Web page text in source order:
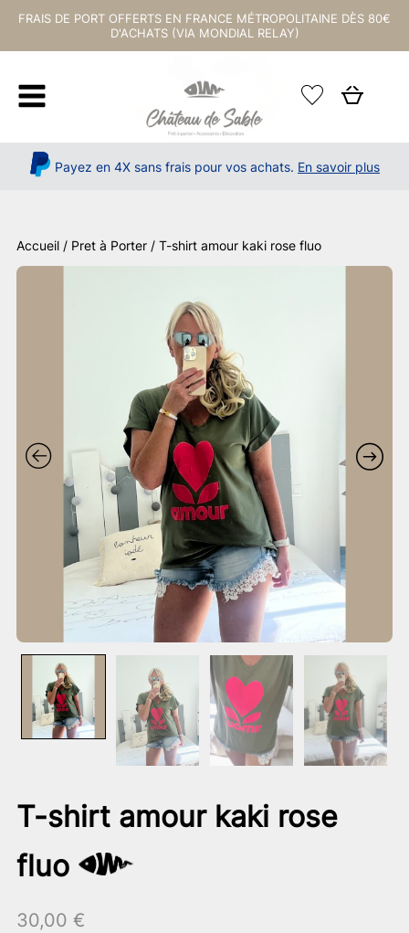
FRAIS DE PORT OFFERTS EN FRANCE MÉTROPOLITAINE DÈS 80€
D'ACHATS (VIA MONDIAL RELAY)
Payez en 4X sans frais pour vos achats. En savoir plus
Accueil / Pret à Porter / T-shirt amour kaki rose fluo
T-shirt amour kaki rose
fluo
30,00 €